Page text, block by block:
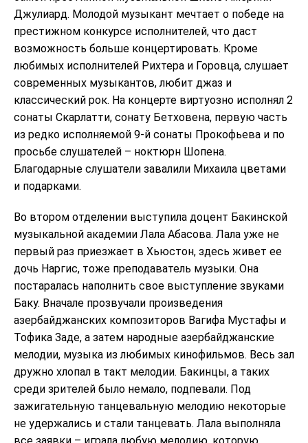
Джулиард. Молодой музыкант мечтает о победе на
престижном конкурсе исполнителей, что даст
возможность больше концертировать. Кроме
любимых исполнителей Рихтера и Горовца, слушает
современных музыкантов, любит джаз и
классический рок. На концерте виртуозно исполнял 2
сонаты Скарлатти, сонату Бетховена, первую часть
из редко исполняемой 9-й сонаты Прокофьева и по
просьбе слушателей – ноктюрн Шопена.
Благодарные слушатели завалили Михаила цветами
и подарками.
Во втором отделении выступила доцент Бакинской
музыкальной академии Лала Абасова. Лала уже не
первый раз приезжает в Хьюстон, здесь живет ее
дочь Наргис, тоже преподаватель музыки. Она
постаралась наполнить свое выступление звуками
Баку. Вначале прозвучали произведения
азербайджанских композиторов Вагифа Мустафы и
Тофика Заде, а затем народные азербайджанские
мелодии, музыка из любимых кинофильмов. Весь зал
дружно хлопал в такт мелодии. Бакинцы, а таких
среди зрителей было немало, подпевали. Под
зажигательную танцевальную мелодию некоторые
не удержались и стали танцевать. Лала выполняла
все заявки – играла любую мелодию, которую